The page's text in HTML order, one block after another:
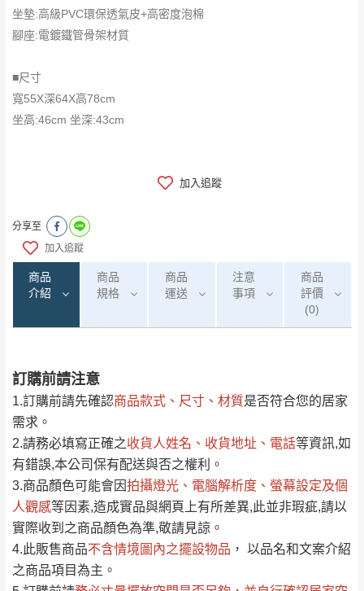
坐墊:高級PVC環保透氣皮+高密度泡棉
腳座:電鍍鐵管骨架材質
■尺寸
寬55X深64X高78cm
坐高:46cm 坐深:43cm
加入追蹤
分享至
加入追蹤
商品
介紹
商品
規格
商品
運送
注意
事項
商品
評價
(0)
訂購前請注意
1.訂購前請先確認商品款式、尺寸、材質是否符合您的居家
需求。
2.請務必填寫正確之收貨人姓名、收貨地址、電話等資訊,如
有錯誤,本公司保有配送與否之權利。
3.商品顏色可能會因拍攝燈光、電腦解析度、螢幕設定及個
人觀感等因素,造成實品與網頁上有所差異,此並非瑕疵,請以
實際收到之商品顏色為準,敬請見諒。
4.此販售商品不含情境圖內之擺設物品 ， 以品名和文案介紹
之商品項目為主。
運 費 說 明
運送地區 運送費用
偏遠地區
（請先線上詢問 LINE
→@dershin ）
桃園 復興鄉
峨眉鄉、五峰鄉、
注意事項：
由於品項繁多，網頁無法及時更新，如有需
Line客服」來信確認商品是否有「現貨」與
「金額」。
若商品價格或庫存有異常，商家有權取消訂
單。部分網路商品恕無法更改原設計或客製，敬請
見諒！
接單後二日內(不含例假日)，我們客服會與您
0/5 (0)筆
全部 依評論高至低排列
依評論低至高排列 只顯示附上圖片
只顯示附上評論